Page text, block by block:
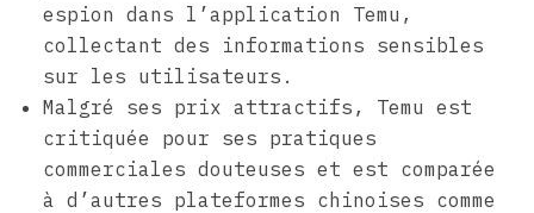
espion dans l’application Temu,
collectant des informations sensibles
sur les utilisateurs.
Malgré ses prix attractifs, Temu est
critiquée pour ses pratiques
commerciales douteuses et est comparée
à d’autres plateformes chinoises comme